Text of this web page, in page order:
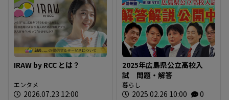
IRAW by RCC とは？
エンタメ
2026.07.23 12:00
2025年広島県公立高校入
試 問題・解答
暮らし
2025.02.26 10:00 0